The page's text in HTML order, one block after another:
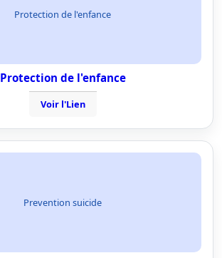
Protection de l'enfance
Protection de l'enfance
Voir l'Lien
Prevention suicide